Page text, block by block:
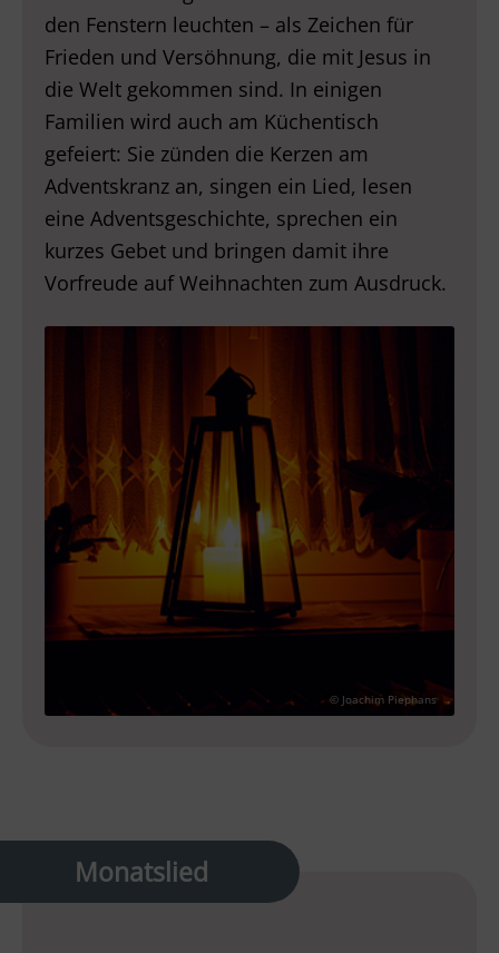
© Joachim Piephans
den Fenstern leuchten – als Zeichen für
Frieden und Versöhnung, die mit Jesus in
die Welt gekommen sind. In einigen
Familien wird auch am Küchentisch
gefeiert: Sie zünden die Kerzen am
Adventskranz an, singen ein Lied, lesen
eine Adventsgeschichte, sprechen ein
kurzes Gebet und bringen damit ihre
Vorfreude auf Weihnachten zum Ausdruck.
Monatslied